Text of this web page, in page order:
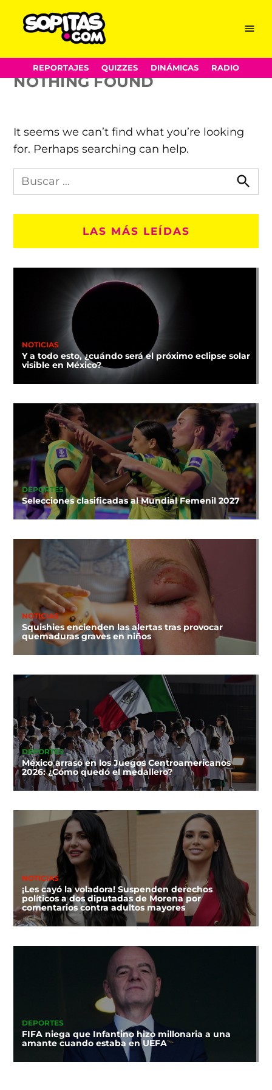
content
Menu
REPORTAJES QUIZZES DINÁMICAS RADIO
Licence to III
NOTHING FOUND
It seems we can’t find what you’re looking
for. Perhaps searching can help.
Busca
en
LAS MÁS LEÍDAS
NOTICIAS
Y a todo esto, ¿cuándo será el próximo eclipse solar
visible en México?
DEPORTES
Selecciones clasificadas al Mundial Femenil 2027
NOTICIAS
Squishies encienden las alertas tras provocar
quemaduras graves en niños
DEPORTES
México arrasó en los Juegos Centroamericanos
2026: ¿Cómo quedó el medallero?
NOTICIAS
¡Les cayó la voladora! Suspenden derechos
políticos a dos diputadas de Morena por
comentarios contra adultos mayores
DEPORTES
FIFA niega que Infantino hizo millonaria a una
amante cuando estaba en UEFA